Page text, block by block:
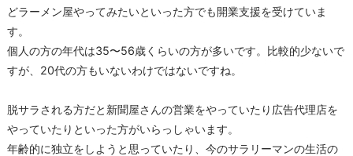
どラーメン屋やってみたいといった方でも開業支援を受けていま
す。
個人の方の年代は35〜56歳くらいの方が多いです。比較的少ないで
すが、20代の方もいないわけではないですね。
脱サラされる方だと新聞屋さんの営業をやっていたり広告代理店を
やっていたりといった方がいらっしゃいます。
年齢的に独立をしようと思っていたり、今のサラリーマンの生活の